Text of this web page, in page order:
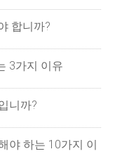
합니까?
3가지 이유
니까?
야 하는 10가지 이